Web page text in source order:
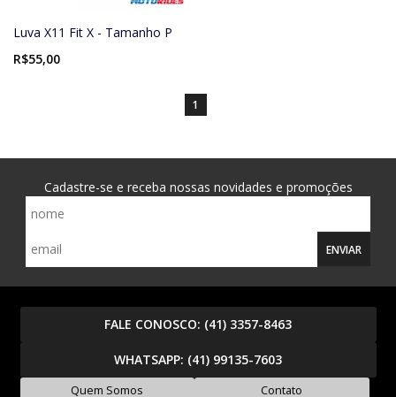
Luva X11 Fit X - Tamanho P
R$55,00
1
Cadastre-se e receba nossas novidades e promoções
ENVIAR
FALE CONOSCO: (41) 3357-8463
WHATSAPP: (41) 99135-7603
Quem Somos Contato